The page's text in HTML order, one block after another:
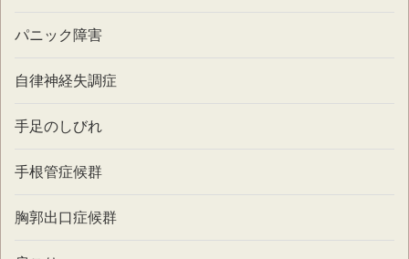
パニック障害
自律神経失調症
手足のしびれ
手根管症候群
胸郭出口症候群